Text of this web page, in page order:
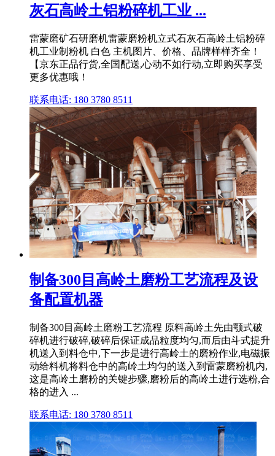
灰石高岭土铝粉碎机工业 ...
雷蒙磨矿石研磨机雷蒙磨粉机立式石灰石高岭土铝粉碎
机工业制粉机 白色 主机图片、价格、品牌样样齐全！
【京东正品行货,全国配送,心动不如行动,立即购买享受
更多优惠哦！
联系电话: 180 3780 8511
制备300目高岭土磨粉工艺流程及设
备配置机器
制备300目高岭土磨粉工艺流程 原料高岭土先由颚式破
碎机进行破碎,破碎后保证成品粒度均匀,而后由斗式提升
机送入到料仓中,下一步是进行高岭土的磨粉作业,电磁振
动给料机将料仓中的高岭土均匀的送入到雷蒙磨粉机内,
这是高岭土磨粉的关键步骤,磨粉后的高岭土进行选粉,合
格的进入 ...
联系电话: 180 3780 8511